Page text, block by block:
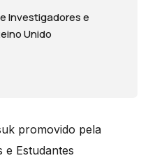
Investigadores e
Unido
promovido pela
e Estudantes